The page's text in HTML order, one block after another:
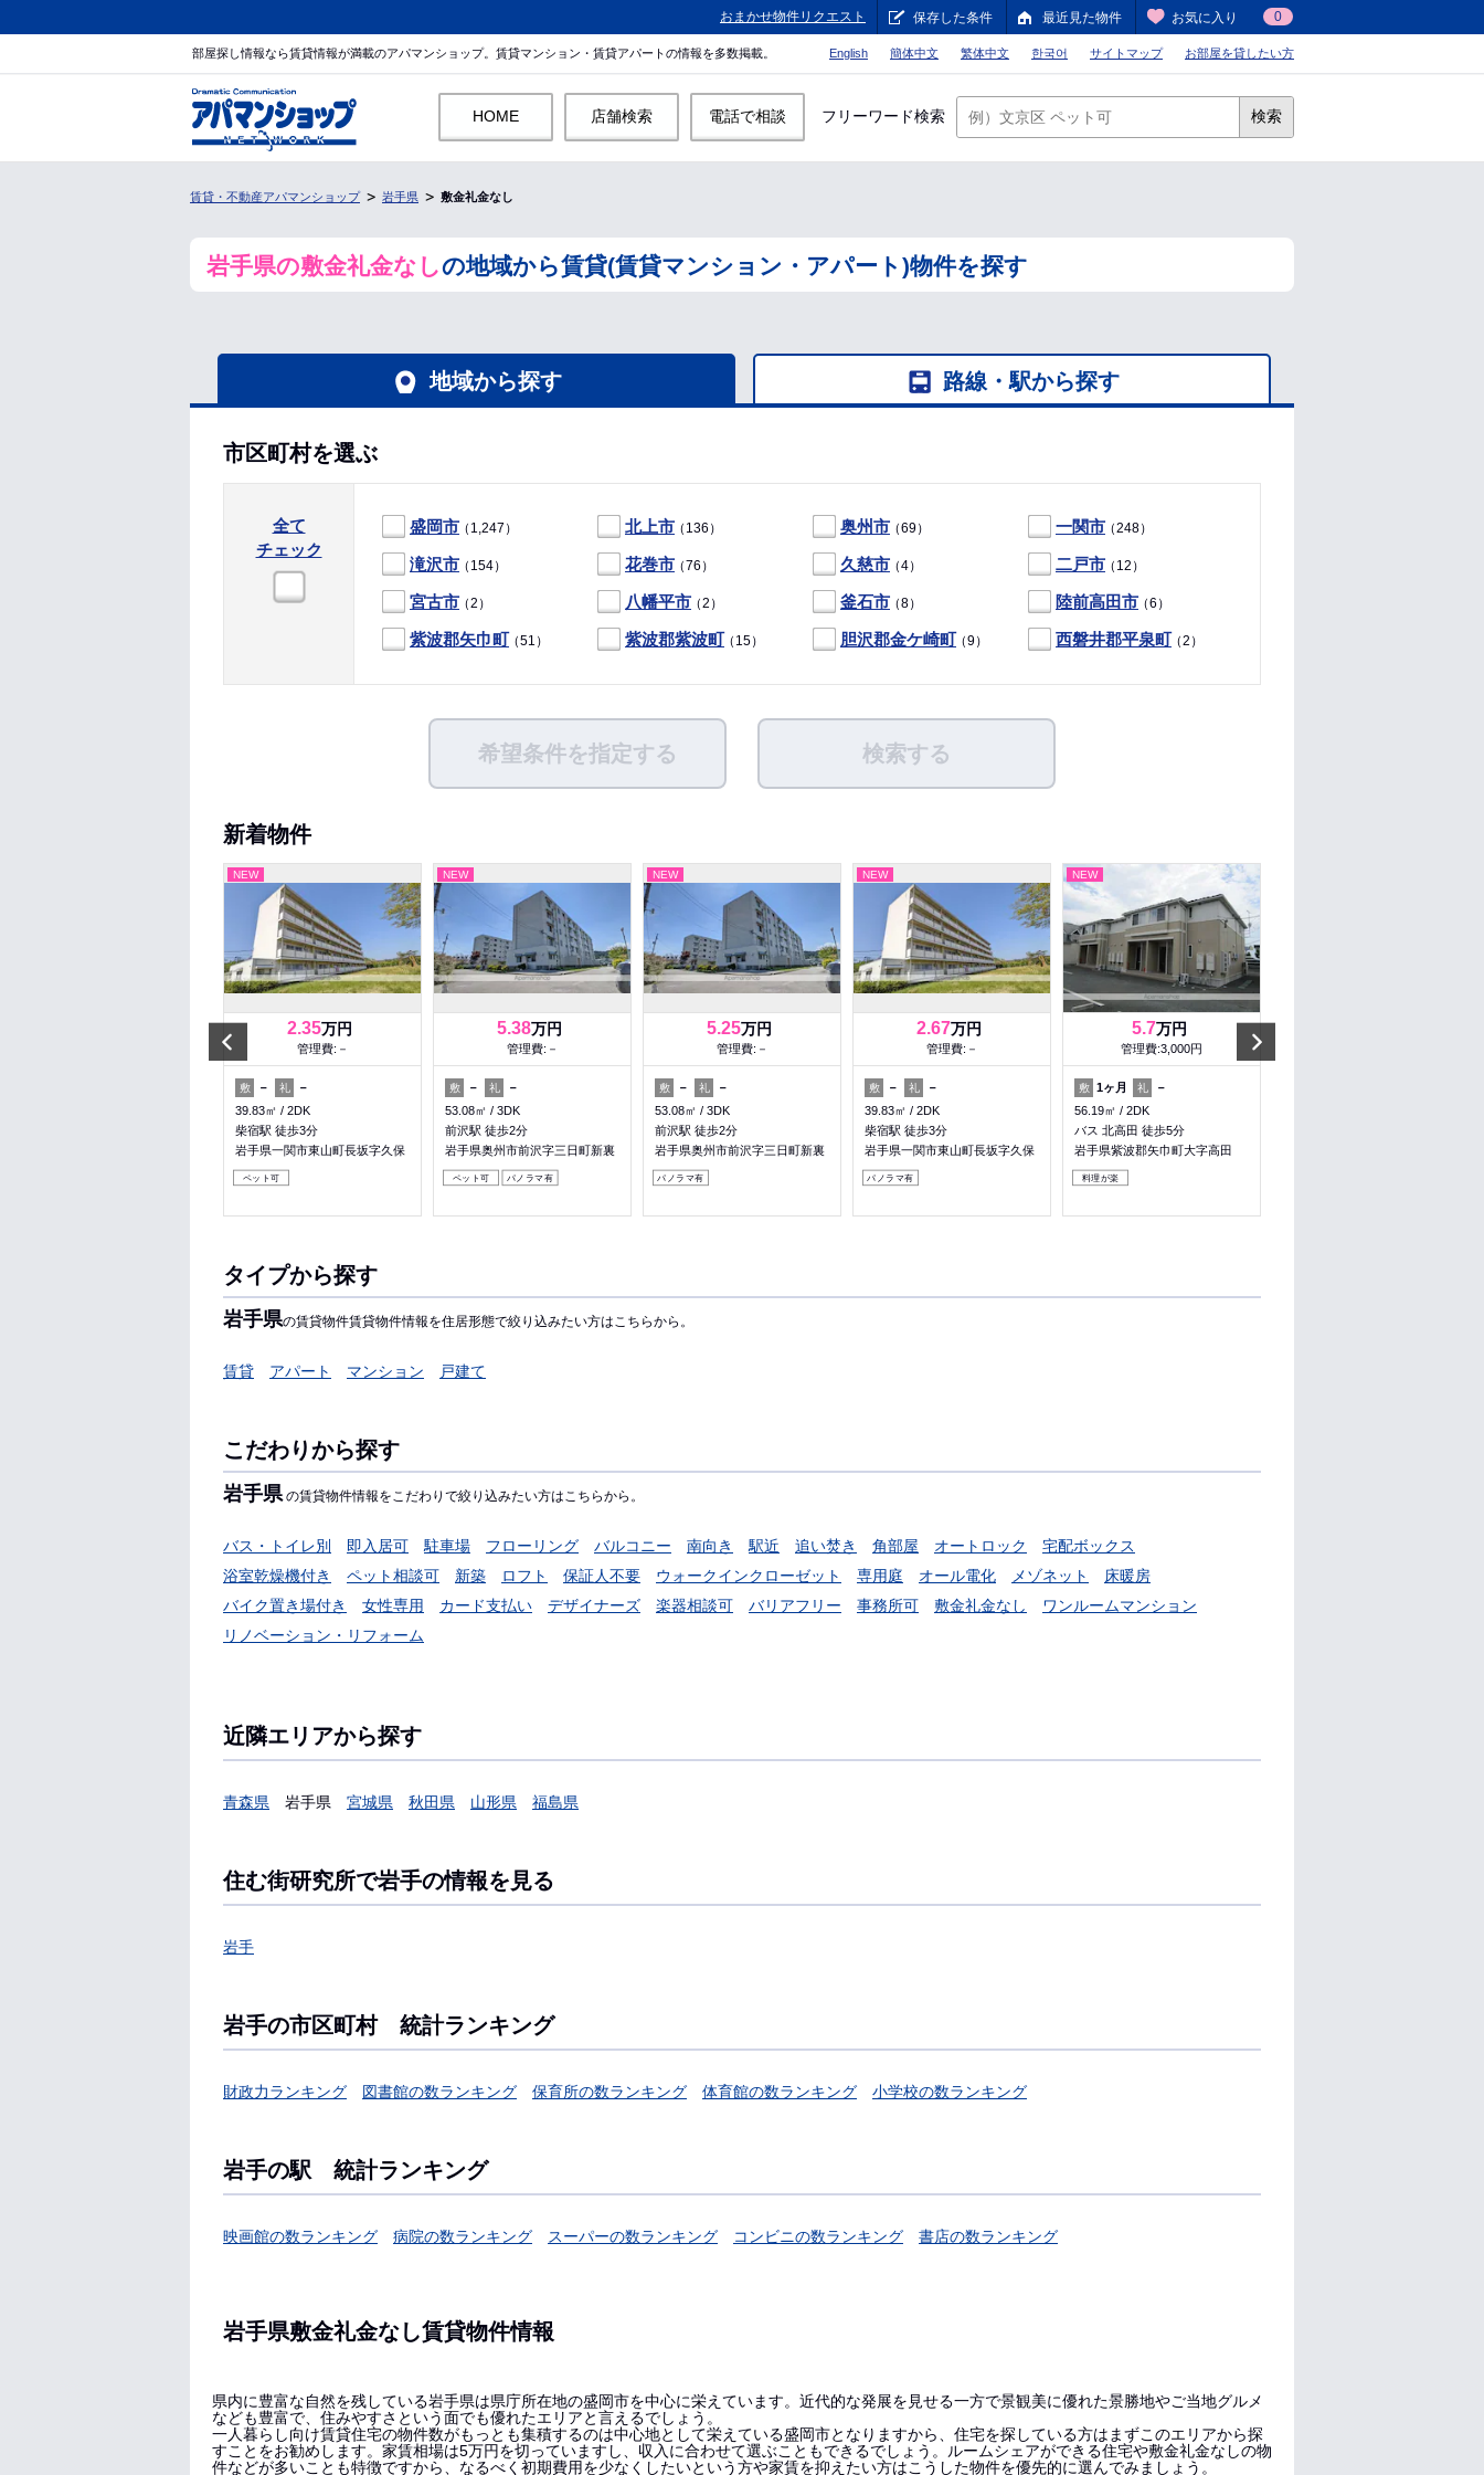
おまかせ物件リクエスト 保存した条件 最近見た物件 お気に入り 0
部屋探し情報なら賃貸情報が満載のアパマンショップ。賃貸マンション・賃貸アパートの情報を多数掲載。 English 簡体中文 繁体中文 한국어 サイトマップ お部屋を貸したい方
HOME 店舗検索 電話で相談 フリーワード検索 検索
賃貸・不動産アパマンショップ 岩手県 敷金礼金なし
岩手県の敷金礼金なしの地域から賃貸(賃貸マンション・アパート)物件を探す
地域から探す 路線・駅から探す
市区町村を選ぶ
全て
チェック
盛岡市（1,247） 北上市（136） 奥州市（69） 一関市（248）
滝沢市（154） 花巻市（76） 久慈市（4） 二戸市（12）
宮古市（2） 八幡平市（2） 釜石市（8） 陸前高田市（6）
紫波郡矢巾町（51） 紫波郡紫波町（15） 胆沢郡金ケ崎町（9） 西磐井郡平泉町（2）
希望条件を指定する 検索する
新着物件
NEW
2.35万円
管理費:－
敷 － 礼
－
39.83㎡
2DK
柴宿駅 徒歩3分
岩手県一関市東山町長坂字久保
ペット可
NEW
5.38万円
管理費:－
敷 － 礼
－
53.08㎡
3DK
前沢駅 徒歩2分
岩手県奥州市前沢字三日町新裏
ペット可 パノラマ有
NEW
5.25万円
管理費:－
敷 － 礼
－
53.08㎡
3DK
前沢駅 徒歩2分
岩手県奥州市前沢字三日町新裏
パノラマ有
NEW
2.67万円
管理費:－
敷 － 礼
－
39.83㎡
2DK
柴宿駅 徒歩3分
岩手県一関市東山町長坂字久保
パノラマ有
NEW
5.7万円
管理費:3,000円
敷 1ヶ月 礼
－
56.19㎡
2DK
バス 北高田 徒歩5分
岩手県紫波郡矢巾町大字高田
料理が楽
タイプから探す
岩手県の賃貸物件賃貸物件情報を住居形態で絞り込みたい方はこちらから。
賃貸 アパート マンション 戸建て
こだわりから探す
岩手県の賃貸物件情報をこだわりで絞り込みたい方はこちらから。
バス・トイレ別 即入居可 駐車場 フローリング バルコニー 南向き 駅近 追い焚き 角部屋 オートロック
宅配ボックス
浴室乾燥機付き
ペット相談可 新築 ロフト 保証人不要 ウォークインクローゼット 専用庭 オール電化 メゾネット
床暖房
バイク置き場付き
女性専用 カード支払い デザイナーズ 楽器相談可 バリアフリー 事務所可 敷金礼金なし
ワンルームマンション
リノベーション・リフォーム
近隣エリアから探す
青森県 岩手県 宮城県 秋田県 山形県 福島県
住む街研究所で岩手の情報を見る
岩手
岩手の市区町村 統計ランキング
財政力ランキング 図書館の数ランキング 保育所の数ランキング 体育館の数ランキング 小学校の数ランキング
岩手の駅 統計ランキング
映画館の数ランキング 病院の数ランキング スーパーの数ランキング コンビニの数ランキング 書店の数ランキング
岩手県敷金礼金なし賃貸物件情報
県内に豊富な自然を残している岩手県は県庁所在地の盛岡市を中心に栄えています。近代的な発展を見せる一方で景観美に優れた景勝地やご当地グルメ
なども豊富で、住みやすさという面でも優れたエリアと言えるでしょう。
一人暮らし向け賃貸住宅の物件数がもっとも集積するのは中心地として栄えている盛岡市となりますから、住宅を探している方はまずこのエリアから探
すことをお勧めします。家賃相場は5万円を切っていますし、収入に合わせて選ぶこともできるでしょう。ルームシェアができる住宅や敷金礼金なしの物
件などが多いことも特徴ですから、なるべく初期費用を少なくしたいという方や家賃を抑えたい方はこうした物件を優先的に選んでみましょう。